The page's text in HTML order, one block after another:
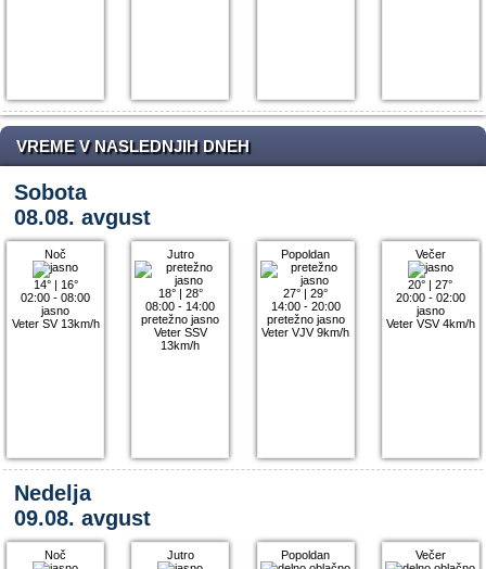
VREME V NASLEDNJIH DNEH
Sobota
08.08. avgust
Noč
14°| 16°
02:00 - 08:00
jasno
Veter SV 13km/h
Jutro
18°| 28°
08:00 - 14:00
pretežno jasno
Veter SSV
13km/h
Popoldan
27° |29°
14:00 - 20:00
pretežno jasno
Veter VJV 9km/h
Večer
20° |27°
20:00 - 02:00
jasno
Veter VSV 4km/h
Nedelja
09.08. avgust
Noč Jutro Popoldan Večer